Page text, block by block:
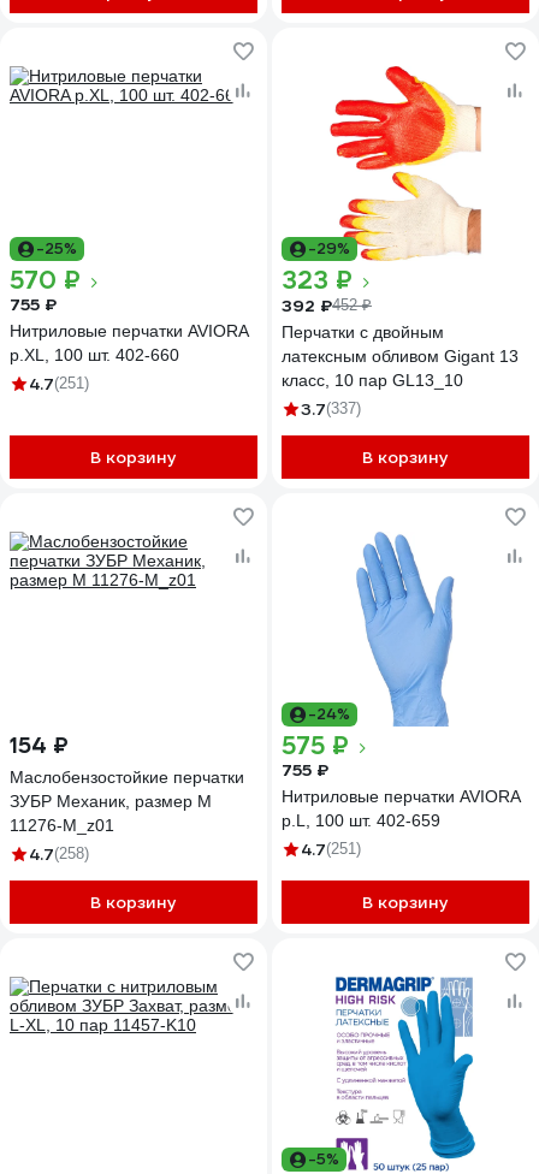
-25%
570 ₽
755 ₽
Нитриловые перчатки AVIORA
р.XL, 100 шт. 402-660
4.7(251)
В корзину
-29%
323 ₽
392 ₽452 ₽
Перчатки с двойным
латексным обливом Gigant 13
класс, 10 пар GL13_10
3.7(337)
В корзину
154 ₽
Маслобензостойкие перчатки
ЗУБР Механик, размер M
11276-M_z01
4.7(258)
В корзину
-24%
575 ₽
755 ₽
Нитриловые перчатки AVIORA
р.L, 100 шт. 402-659
4.7(251)
В корзину
-5%